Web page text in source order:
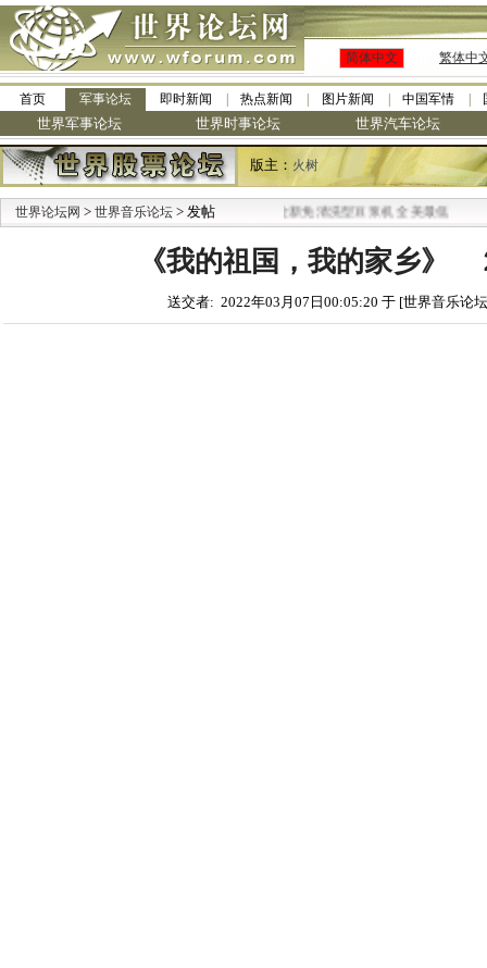
简体中文 繁体中
首页 军事论坛 即时新闻 热点新闻 图片新闻 中国军情
世界军事论坛 世界时事论坛 世界汽车论坛
版主： 火树
世界论坛网 > 世界音乐论坛 > 发帖 九阳全新免清洗型豆浆机 全美最低
《我的祖国，我的家乡》
送交者: 2022年03月07日00:05:20 于 [世界音乐论